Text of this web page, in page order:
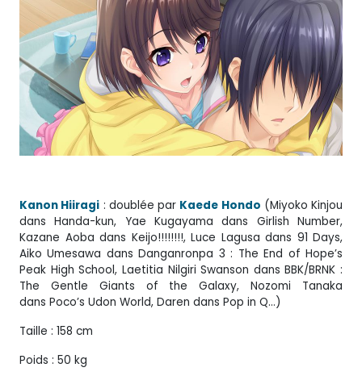
Kanon Hiiragi : doublée par Kaede Hondo (Miyoko Kinjou
dans Handa-kun, Yae Kugayama dans Girlish Number,
Kazane Aoba dans Keijo!!!!!!!!, Luce Lagusa dans 91 Days,
Aiko Umesawa dans Danganronpa 3 : The End of Hope’s
Peak High School, Laetitia Nilgiri Swanson dans BBK/BRNK :
The Gentle Giants of the Galaxy, Nozomi Tanaka
dans Poco’s Udon World, Daren dans Pop in Q…)
Taille : 158 cm
Poids : 50 kg